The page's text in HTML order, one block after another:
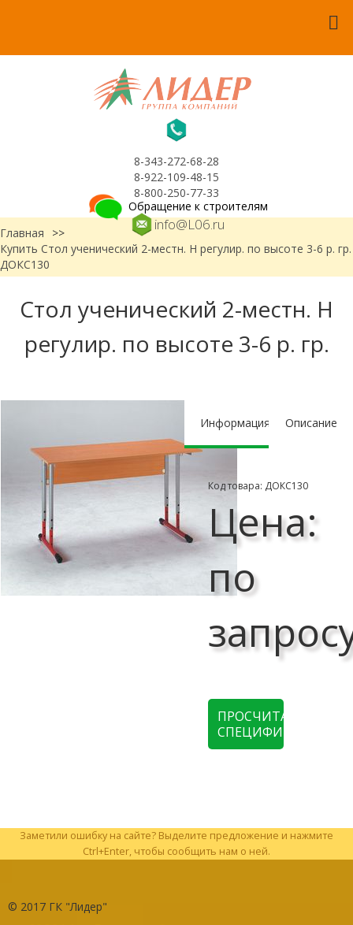
8-343-272-68-28
8-922-109-48-15
8-800-250-77-33
info@L06.ru
Обращение к строителям
Главная
>>
Купить Стол ученический 2-местн. Н регулир. по высоте 3-6 р. гр.
ДОКС130
Стол ученический 2-местн. Н
регулир. по высоте 3-6 р. гр.
Информация Описание
Код товара: ДОКС130
Цена:
по
ПРОСЧИТАТЬ
СПЕЦИФИКАЦИЮ
Заметили ошибку на сайте? Выделите предложение и нажмите
Ctrl+Enter, чтобы сообщить нам о ней.
© 2017 ГК "Лидер"